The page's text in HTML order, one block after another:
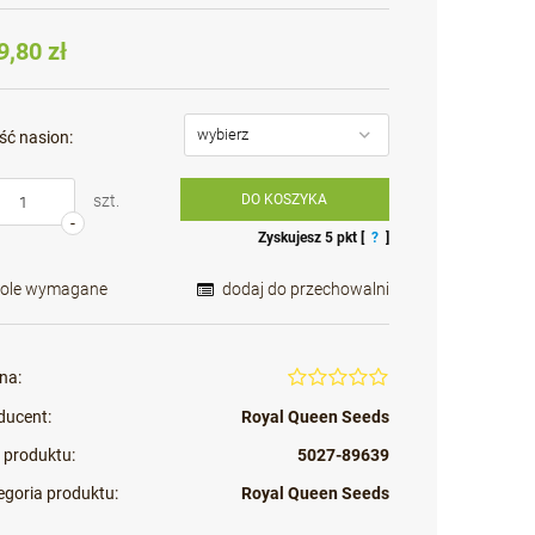
Cena nie zawiera ewentualnych kosztów
zł
nasion:
-
szt. DO KOSZYKA
Zyskujesz 5pkt [ ? ]
dodaj do przechowalni
wymagane
Royal Queen Seeds
produktu:
5027-89639
produktu:
Royal Queen Seeds